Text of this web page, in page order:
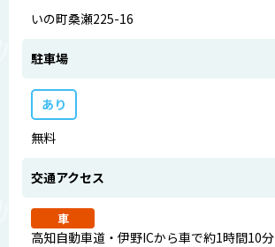
いの町桑瀬225-16
駐車場
あり
無料
交通アクセス
車
高知自動車道・伊野ICから車で約1時間10分